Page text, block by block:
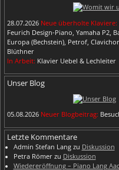
28.07.2026 Neue überholte Klaviere:
Feurich Design-Piano, Yamaha P2,
Europa (Bechstein), Petrof,
Blüthner
In Arbeit: Klavier Uebel & Lechleiter
Unser Blog
05.08.2026 Neuer Blogbeitrag:
Letzte Kommentare
Admin Stefan Langzu Diskussion
Petra Römerzu Diskussion
Wiedereröffnung – Piano Lang